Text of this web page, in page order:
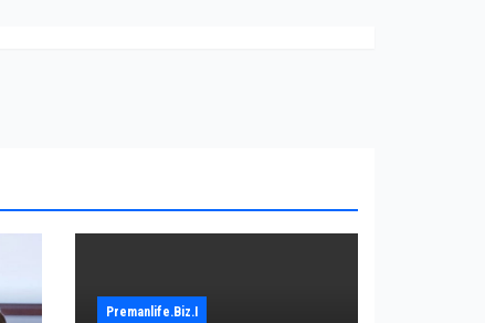
Premanlife.biz.i